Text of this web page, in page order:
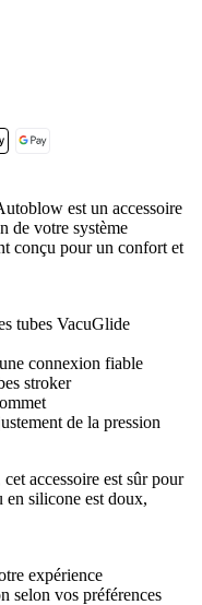
est un accessoire
de votre système
conçu pour un confort et
tubes VacuGlide
connexion fiable
stroker
de la pression
accessoire est sûr pour
en silicone est doux,
expérience
selon vos préférences